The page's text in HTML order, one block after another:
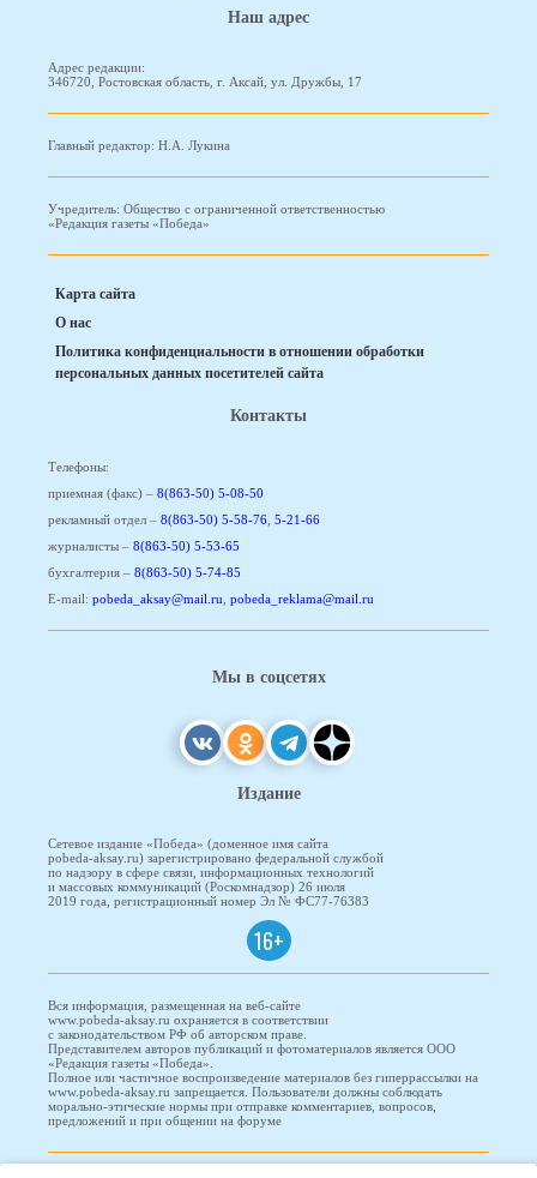
Наш адрес
Адрес редакции:
346720, Ростовская область, г. Аксай, ул. Дружбы, 17
Главный редактор: Н.А. Лукина
Учредитель: Общество с ограниченной ответственностью
«Редакция газеты «Победа»
Карта сайта
О нас
Политика конфиденциальности в отношении обработки
персональных данных посетителей сайта
Контакты
Телефоны:
приемная (факс) – 8(863-50) 5-08-50
рекламный отдел – 8(863-50) 5-58-76 5-21-66
журналисты – 8(863-50) 5-53-65
бухгалтерия – 8(863-50) 5-74-85
E-mail: pobeda_aksay@mail.ru pobeda_reklama@mail.ru
Мы в соцсетях
Издание
Сетевое издание «Победа» (доменное имя сайта
pobeda-aksay.ru) зарегистрировано федеральной службой
по надзору в сфере связи, информационных технологий
и массовых коммуникаций (Роскомнадзор) 26 июля
2019 года, регистрационный номер Эл № ФС77-76383
16+
Вся информация, размещенная на веб-сайте
www.pobeda-aksay.ru охраняется в соответствии
с законодательством РФ об авторском праве.
Представителем авторов публикаций и фотоматериалов является ООО
«Редакция газеты «Победа».
Полное или частичное воспроизведение материалов без гиперрассылки на
www.pobeda-aksay.ru запрещается. Пользователи должны соблюдать
морально-этические нормы при отправке комментариев, вопросов,
предложений и при общении на форуме